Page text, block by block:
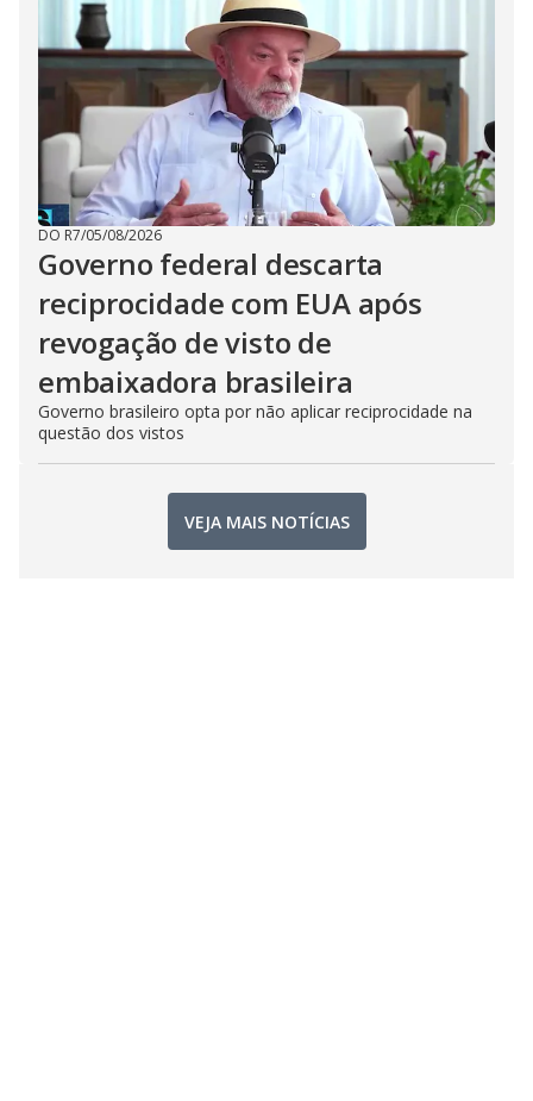
DO R7/05/08/2026
Governo federal descarta
reciprocidade com EUA após
revogação de visto de
embaixadora brasileira
Governo brasileiro opta por não aplicar reciprocidade na
questão dos vistos
VEJA MAIS NOTÍCIAS